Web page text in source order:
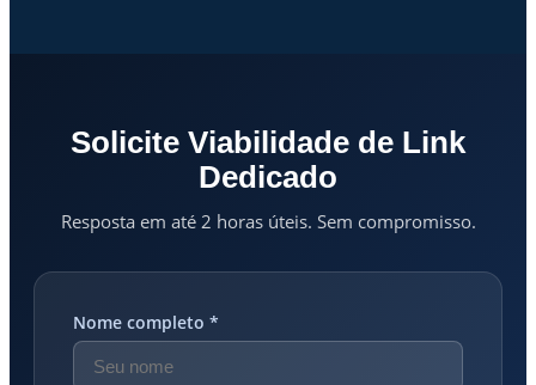
Solicite Viabilidade de Link
Dedicado
Resposta em até 2 horas úteis. Sem compromisso.
Nome completo *